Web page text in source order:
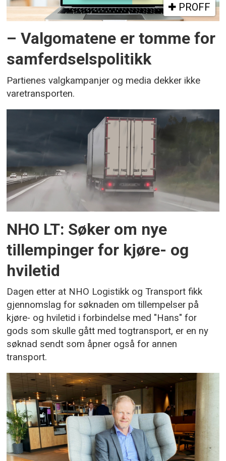
PROFF
– Valgomatene er tomme for
samferdselspolitikk
Partienes valgkampanjer og media dekker ikke
varetransporten.
NHO LT: Søker om nye
tillempinger for kjøre- og
hviletid
Dagen etter at NHO Logistikk og Transport fikk
gjennomslag for søknaden om tillempelser på
kjøre- og hviletid i forbindelse med "Hans" for
gods som skulle gått med togtransport, er en ny
søknad sendt som åpner også for annen
transport.